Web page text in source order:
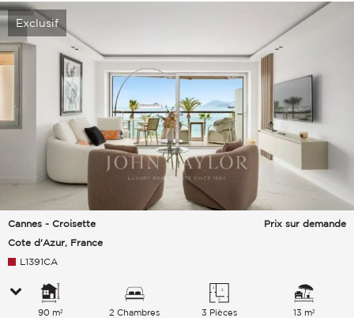
Exclusif
Cannes - Croisette
Cote d'Azur, France
Prix sur demande
L1391CA
90 m² 2 Chambres 3 Pièces 13 m²